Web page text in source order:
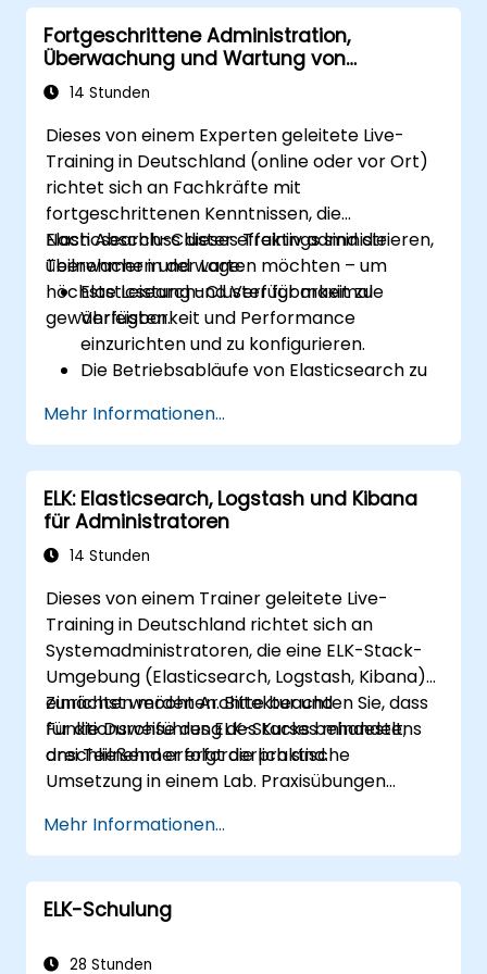
Fortgeschrittene Administration,
Überwachung und Wartung von
Elasticsearch
14 Stunden
Dieses von einem Experten geleitete Live-
Training in Deutschland (online oder vor Ort)
richtet sich an Fachkräfte mit
fortgeschrittenen Kenntnissen, die
Elasticsearch-Cluster effektiv administrieren,
überwachen und warten möchten – um
höchste Leistung und Verfügbarkeit zu
gewährleisten.
Nach Abschluss dieses Trainings sind die
Teilnehmer in der Lage:
Elasticsearch-Cluster für maximale
Verfügbarkeit und Performance
einzurichten und zu konfigurieren.
Die Betriebsabläufe von Elasticsearch zu
Kibana und Logstash in ihre Infrastruktur
zu integrieren, um umfassende Analysen
und Visualisierungen durchzuführen.
Die Funktionalität von Elasticsearch
mithilfe von Plugins zu erweitern.
Elasticsearch mittels Cluster-
Mehr Informationen...
ELK: Elasticsearch, Logstash und Kibana
für Administratoren
14 Stunden
Dieses von einem Trainer geleitete Live-
Training in Deutschland richtet sich an
Systemadministratoren, die eine ELK-Stack-
Umgebung (Elasticsearch, Logstash, Kibana)
einrichten möchten. Bitte beachten Sie, dass
für die Durchführung des Kurses mindestens
drei Teilnehmer erforderlich sind.
Zunächst werden Architektur und
Funktionsweise des ELK-Stacks behandelt;
anschließend erfolgt die praktische
Umsetzung in einem Lab. Praxisübungen
Schulung dar, wodurch die Teilnehmer ihr
Wissen anwenden und Rückmeldung zu ihrem
Fortschritt erhalten.
Mehr Informationen...
ELK-Schulung
28 Stunden